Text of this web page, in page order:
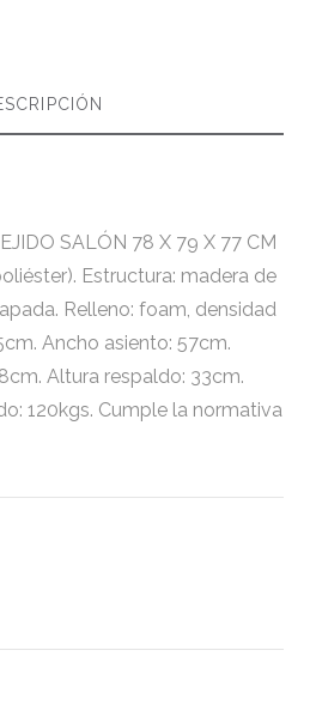
SALÓN 78 X 79 X 77 CM
Estructura: madera de
Relleno: foam, densidad
Ancho asiento: 57cm.
Altura respaldo: 33cm.
120kgs. Cumple la normativa